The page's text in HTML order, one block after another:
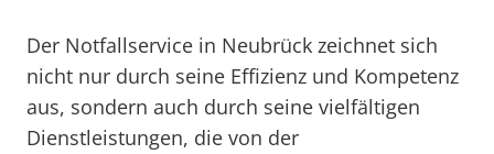
Der Notfallservice in Neubrück zeichnet sich
nicht nur durch seine Effizienz und Kompetenz
aus, sondern auch durch seine vielfältigen
Dienstleistungen, die von der